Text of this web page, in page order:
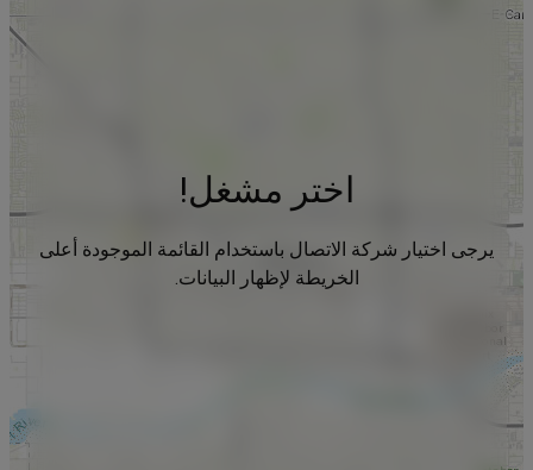
اختر مشغل!
يرجى اختيار شركة الاتصال باستخدام القائمة الموجودة أعلى
الخريطة لإظهار البيانات.